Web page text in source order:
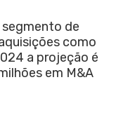
de
como
a projeção é
em M&A